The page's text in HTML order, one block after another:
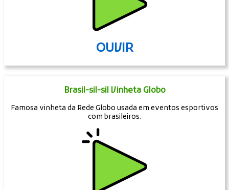
OUVIR
Brasil-sil-sil Vinheta Globo
Famosa vinheta da Rede Globo usada em eventos esportivos
com brasileiros.